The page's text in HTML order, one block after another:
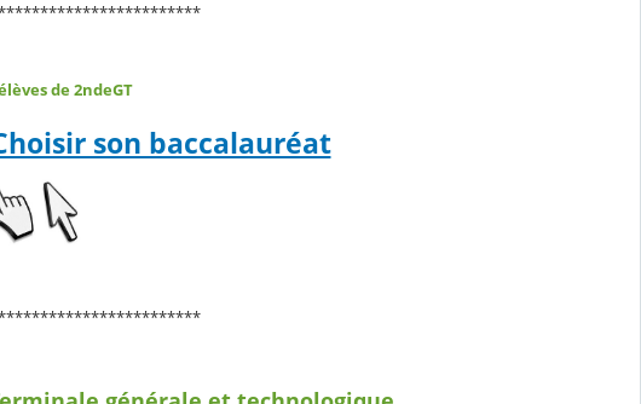
de 2ndeGT
son baccalauréat